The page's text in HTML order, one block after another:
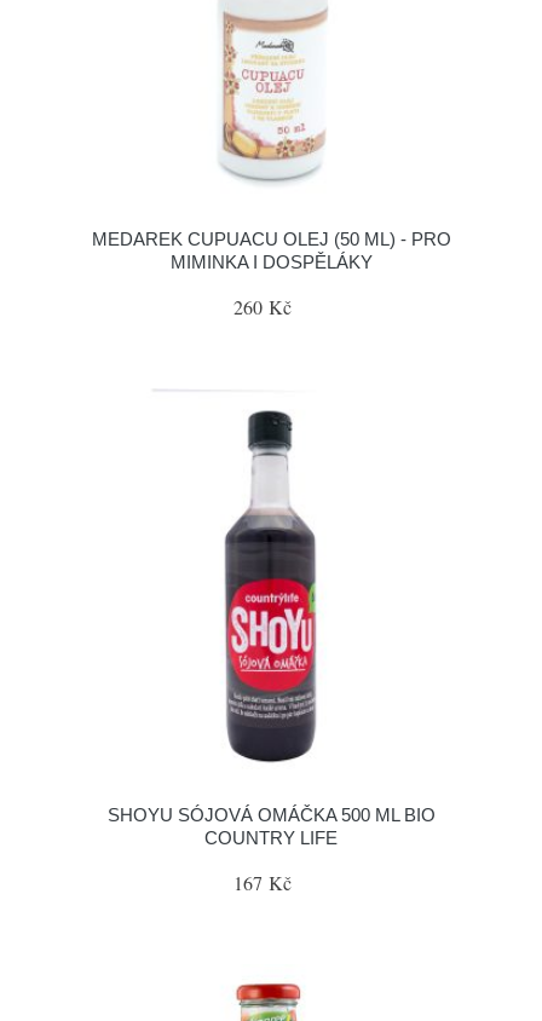
MEDAREK CUPUACU OLEJ (50 ML) - PRO
MIMINKA I DOSPĚLÁKY
260 Kč
SHOYU SÓJOVÁ OMÁČKA 500 ML BIO
COUNTRY LIFE
167 Kč